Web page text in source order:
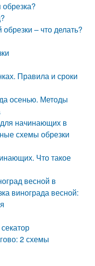
– что делать?
Правила и сроки
осенью. Методы
начинающих в
схемы обрезки
Что такое
весной в
винограда весной:
2 схемы